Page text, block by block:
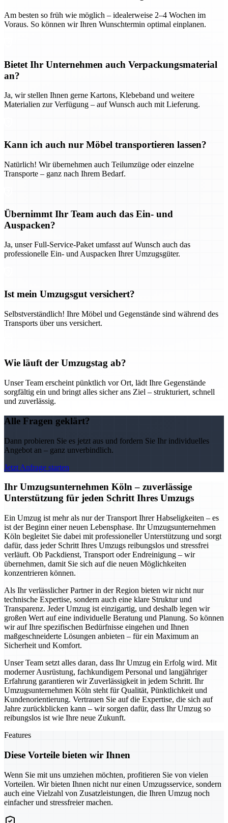
Am besten so früh wie möglich – idealerweise 2–4 Wochen im
Voraus. So können wir Ihren Wunschtermin optimal einplanen.
Bietet Ihr Unternehmen auch Verpackungsmaterial
an?
Ja, wir stellen Ihnen gerne Kartons, Klebeband und weitere
Materialien zur Verfügung – auf Wunsch auch mit Lieferung.
Kann ich auch nur Möbel transportieren lassen?
Natürlich! Wir übernehmen auch Teilumzüge oder einzelne
Transporte – ganz nach Ihrem Bedarf.
Übernimmt Ihr Team auch das Ein- und
Auspacken?
Ja, unser Full-Service-Paket umfasst auf Wunsch auch das
professionelle Ein- und Auspacken Ihrer Umzugsgüter.
Ist mein Umzugsgut versichert?
Selbstverständlich! Ihre Möbel und Gegenstände sind während des
Transports über uns versichert.
Wie läuft der Umzugstag ab?
Unser Team erscheint pünktlich vor Ort, lädt Ihre Gegenstände
sorgfältig ein und bringt alles sicher ans Ziel – strukturiert, schnell
und zuverlässig.
Alle Fragen geklärt?
Dann probieren Sie es jetzt aus und fordern Sie Ihr individuelles
Angebot an – ganz unverbindlich.
Jetzt Anfrage starten
Ihr Umzugsunternehmen Köln – zuverlässige
Unterstützung für jeden Schritt Ihres Umzugs
Ein Umzug ist mehr als nur der Transport Ihrer Habseligkeiten – es
ist der Beginn einer neuen Lebensphase. Ihr Umzugsunternehmen
Köln begleitet Sie dabei mit professioneller Unterstützung und sorgt
dafür, dass jeder Schritt Ihres Umzugs reibungslos und stressfrei
verläuft. Ob Packdienst, Transport oder Endreinigung – wir
übernehmen, damit Sie sich auf die neuen Möglichkeiten
konzentrieren können.
Als Ihr verlässlicher Partner in der Region bieten wir nicht nur
technische Expertise, sondern auch eine klare Struktur und
Transparenz. Jeder Umzug ist einzigartig, und deshalb legen wir
großen Wert auf eine individuelle Beratung und Planung. So können
wir auf Ihre spezifischen Bedürfnisse eingehen und Ihnen
maßgeschneiderte Lösungen anbieten – für ein Maximum an
Sicherheit und Komfort.
Unser Team setzt alles daran, dass Ihr Umzug ein Erfolg wird. Mit
moderner Ausrüstung, fachkundigem Personal und langjähriger
Erfahrung garantieren wir Zuverlässigkeit in jedem Schritt. Ihr
Umzugsunternehmen Köln steht für Qualität, Pünktlichkeit und
Kundenorientierung. Vertrauen Sie auf die Expertise, die sich auf
Jahre zurückblicken kann – wir sorgen dafür, dass Ihr Umzug so
reibungslos ist wie Ihre neue Zukunft.
Features
Diese Vorteile bieten wir Ihnen
Wenn Sie mit uns umziehen möchten, profitieren Sie von vielen
Vorteilen. Wir bieten Ihnen nicht nur einen Umzugsservice, sondern
auch eine Vielzahl von Zusatzleistungen, die Ihren Umzug noch
einfacher und stressfreier machen.